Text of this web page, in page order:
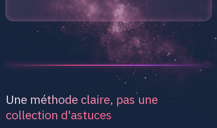
Une méthode claire, pas une
collection d'astuces